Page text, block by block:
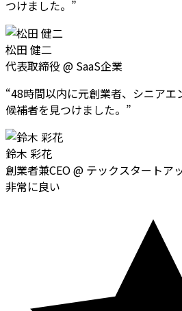
つけました。 ”
松田 健二
代表取締役 @ SaaS企業
“48時間以内に元創業者、シニアエ
候補者を見つけました。 ”
鈴木 彩花
創業者兼CEO@ テックスタートア
非常に良い